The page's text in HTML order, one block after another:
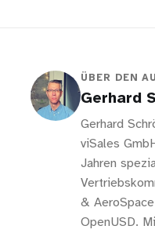
ÜBER DEN
Gerhard
Gerhard
viSales
Jahren
&
OpenUSD.